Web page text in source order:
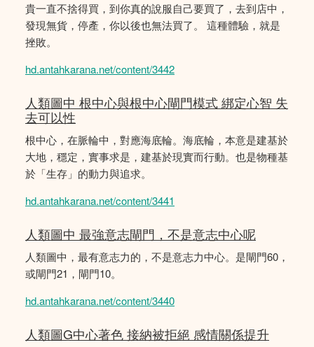
貴一直不捨得買，到你真的說服自己要買了，去到店中，
發現無貨，停產，你以後也無法買了。 這種體驗，就是
挫敗。
hd.antahkarana.net/content/3442
人類圖中 根中心與根中心閘門模式 綁定心智 失
去可以性
根中心，在脈輪中，對應海底輪。海底輪，本意是建基於
大地，穩定，實事求是，建基於現實而行動。也是物種基
於「生存」的動力與追求。
hd.antahkarana.net/content/3441
人類圖中 最強意志閘門，不是意志中心呢
人類圖中，最有意志力的，不是意志力中心。是閘門60，
或閘門21，閘門10。
hd.antahkarana.net/content/3440
人類圖G中心著色 接納被拒絕 感情關係提升